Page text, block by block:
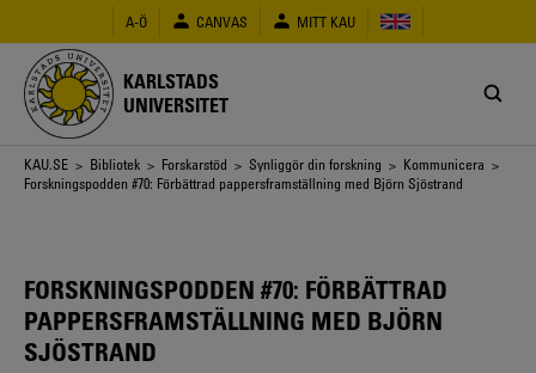
huvudinnehåll
A-Ö CANVAS MITT KAU
KARLSTADS
UNIVERSITET
Länkstig
KAU.SE > Bibliotek > Forskarstöd > Synliggör din forskning > Kommunicera >
Forskningspodden #70: Förbättrad pappersframställning med Björn Sjöstrand
FORSKNINGSPODDEN #70: FÖRBÄTTRAD
PAPPERSFRAMSTÄLLNING MED BJÖRN
SJÖSTRAND